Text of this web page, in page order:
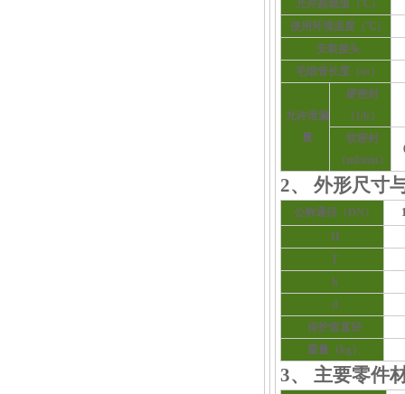
允许超载值（℃）
使用环境温度（℃）
安装接头
毛细管长度（m）
允许泄漏
量
硬密封
（1/h）
软密封
（ml/min）
2、 外形尺寸
公称通径（DN）
H
T
h
d
保护套直径
重量（kg）
3、 主要零件